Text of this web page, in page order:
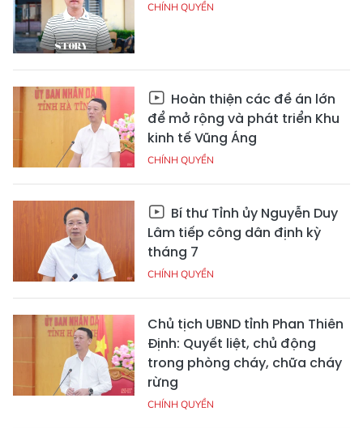
CHÍNH QUYỀN
Hoàn thiện các đề án lớn
để mở rộng và phát triển Khu
kinh tế Vũng Áng
CHÍNH QUYỀN
Bí thư Tỉnh ủy Nguyễn Duy
Lâm tiếp công dân định kỳ
tháng 7
CHÍNH QUYỀN
Chủ tịch UBND tỉnh Phan Thiên
Định: Quyết liệt, chủ động
trong phòng cháy, chữa cháy
rừng
CHÍNH QUYỀN